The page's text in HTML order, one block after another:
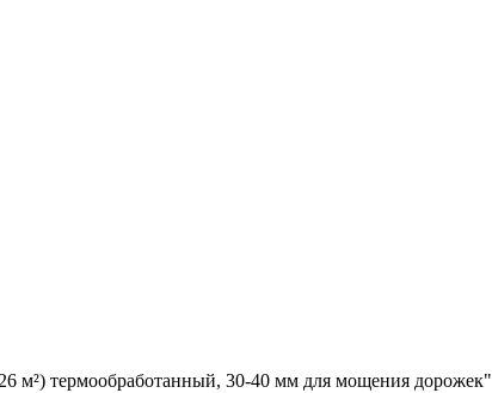
м²) термообработанный, 30-40 мм для мощения дорожек"